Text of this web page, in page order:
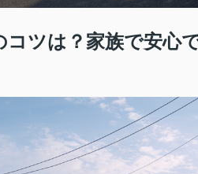
ツは？家族で安心